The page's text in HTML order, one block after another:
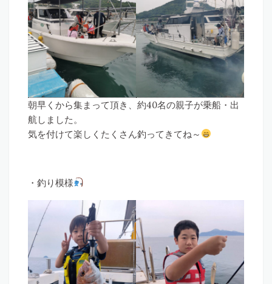
朝早くから集まって頂き、約40名の親子が乗船・出
航しました。
気を付けて楽しくたくさん釣ってきてね～
・釣り模様